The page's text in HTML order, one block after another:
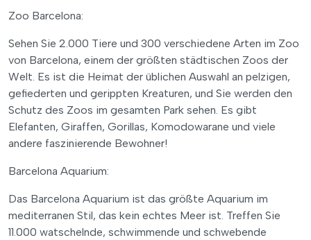
Zoo Barcelona:
Sehen Sie 2.000 Tiere und 300 verschiedene Arten im Zoo
von Barcelona, einem der größten städtischen Zoos der
Welt. Es ist die Heimat der üblichen Auswahl an pelzigen,
gefiederten und gerippten Kreaturen, und Sie werden den
Schutz des Zoos im gesamten Park sehen. Es gibt
Elefanten, Giraffen, Gorillas, Komodowarane und viele
andere faszinierende Bewohner!
Barcelona Aquarium:
Das Barcelona Aquarium ist das größte Aquarium im
mediterranen Stil, das kein echtes Meer ist. Treffen Sie
11.000 watschelnde, schwimmende und schwebende